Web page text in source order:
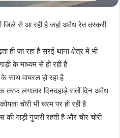
जिले से आ रही है जहां अवैध रेत तस्करी
ही जा रहा है सरई थाना क्षेत्र में भी
के माध्यम से हो रही है
साथ वायरल हो रहा है
तरफ लगातार दिनदहाड़े रातों दिन अवैध
चोरी भी चरम पर हो रही है
की गाड़ी गुजरी रहती है और चोर चोरी